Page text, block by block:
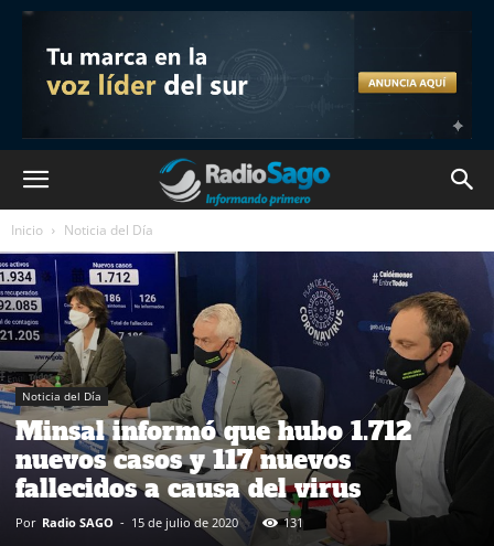
Inicio Noticia del Día
Noticia del Día
Minsal informó que hubo 1.712
nuevos casos y 117 nuevos
fallecidos a causa del virus
Por Radio SAGO - 15 de julio de 2020 131